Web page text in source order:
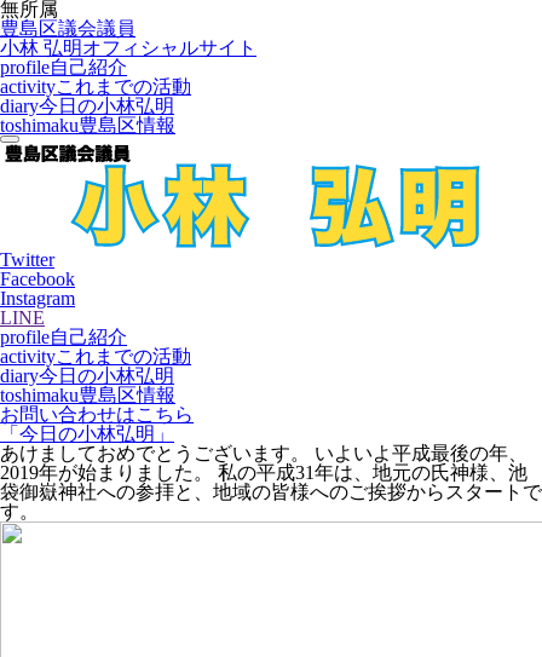
無所属
豊島区議会議員
小林 弘明オフィシャルサイト
profile自己紹介
activityこれまでの活動
diary今日の小林弘明
toshimaku豊島区情報
Twitter
Facebook
Instagram
LINE
profile自己紹介
activityこれまでの活動
diary今日の小林弘明
toshimaku豊島区情報
お問い合わせはこちら
「今日の小林弘明」
あけましておめでとうございます。 いよいよ平成最後の年、
2019年が始まりました。 私の平成31年は、地元の氏神様、池
袋御嶽神社への参拝と、地域の皆様へのご挨拶からスタートで
す。